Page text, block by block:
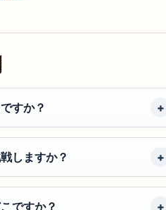
すか？
しますか？
ですか？